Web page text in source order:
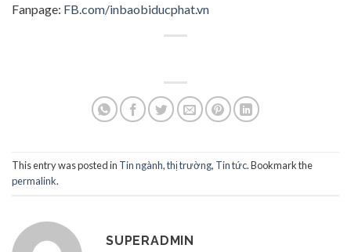
Fanpage: FB.com/inbaobiducphat.vn
This entry was posted in Tin ngành, thị trường, Tin tức. Bookmark the
permalink.
SUPERADMIN